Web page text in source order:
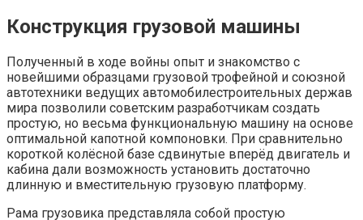
Конструкция грузовой машины
Полученный в ходе войны опыт и знакомство с
новейшими образцами грузовой трофейной и союзной
автотехники ведущих автомобилестроительных держав
мира позволили советским разработчикам создать
простую, но весьма функциональную машину на основе
оптимальной капотной компоновки. При сравнительно
короткой колёсной базе сдвинутые вперёд двигатель и
кабина дали возможность установить достаточно
длинную и вместительную грузовую платформу.
Рама грузовика представляла собой простую